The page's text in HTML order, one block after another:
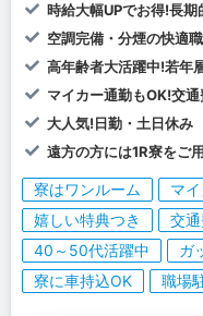
時給大幅UPでお得!長
空調完備・分煙の快適
高年齢者大活躍中!若年
マイカー通勤もOK!交
大人気!日勤・土日休み
遠方の方には1R寮をご
寮はワンルーム マ
嬉しい特典つき
交
40～50代活躍中
ガ
寮に車持込OK
職場